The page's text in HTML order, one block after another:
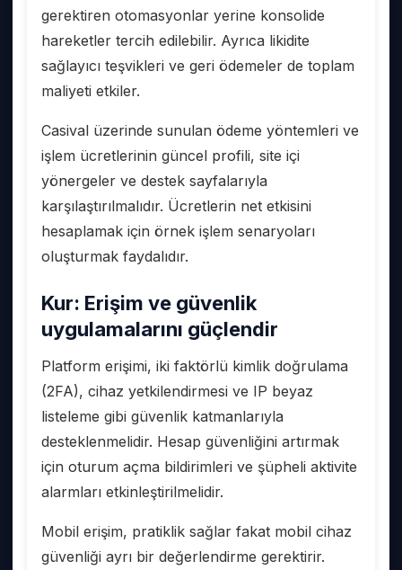
gerektiren otomasyonlar yerine konsolide
hareketler tercih edilebilir. Ayrıca likidite
sağlayıcı teşvikleri ve geri ödemeler de toplam
maliyeti etkiler.
Casival üzerinde sunulan ödeme yöntemleri ve
işlem ücretlerinin güncel profili, site içi
yönergeler ve destek sayfalarıyla
karşılaştırılmalıdır. Ücretlerin net etkisini
hesaplamak için örnek işlem senaryoları
oluşturmak faydalıdır.
Kur: Erişim ve güvenlik
uygulamalarını güçlendir
Platform erişimi, iki faktörlü kimlik doğrulama
(2FA), cihaz yetkilendirmesi ve IP beyaz
listeleme gibi güvenlik katmanlarıyla
desteklenmelidir. Hesap güvenliğini artırmak
için oturum açma bildirimleri ve şüpheli aktivite
alarmları etkinleştirilmelidir.
Mobil erişim, pratiklik sağlar fakat mobil cihaz
güvenliği ayrı bir değerlendirme gerektirir.